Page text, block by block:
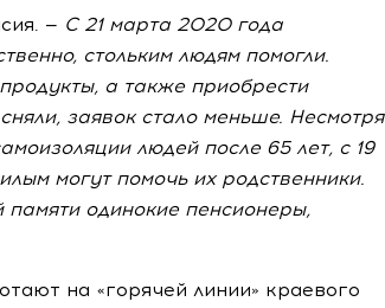
— С 21 марта 2020 года
стольким людям помогли.
а также приобрести
заявок стало меньше. Несмотря
людей после 65 лет, с 19
могут помочь их родственники.
памяти одинокие пенсионеры,
на «горячей линии» краевого